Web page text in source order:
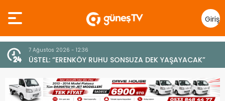
Giriş
Yap
7 Ağustos 2026 - 12:36
ÜSTEL: “ERENKÖY RUHU SONSUZA DEK YAŞAYACAK”